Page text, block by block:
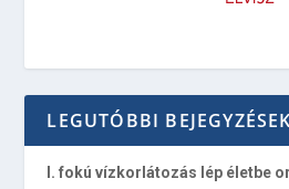
LEGUTÓBBI BEJEGYZÉSEK
I. fokú vízkorlátozás lép életbe